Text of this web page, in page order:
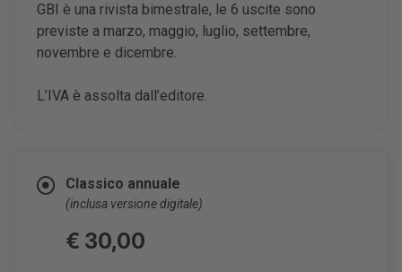
GBI è una rivista bimestrale, le 6 uscite sono
previste a marzo, maggio, luglio, settembre,
novembre e dicembre.
L’IVA è assolta dall’editore.
Classico annuale
(inclusa versione digitale)
€ 30,00